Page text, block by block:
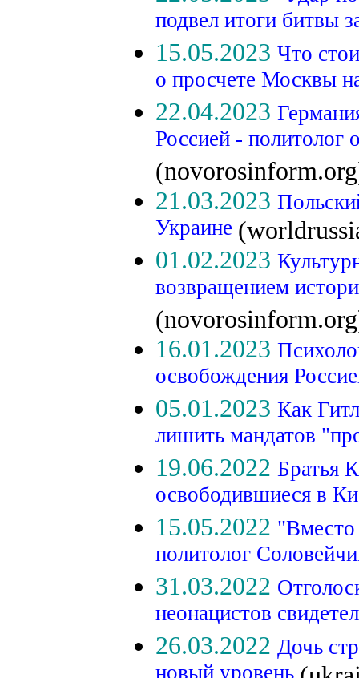
подвел итоги битвы
15.05.2023 Что
о просчете Москвы
22.04.2023
Россией - политолог
21.03.2023
Украине
01.02.2023
возвращением
16.01.2023
освобождения
05.01.2023 Как
лишить мандатов
19.06.2022 Братья
освободившиеся в
15.05.2022 "Вместо
политолог
31.03.2022
неонацистов
26.03.2022 Дочь